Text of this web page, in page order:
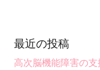
最近の投稿
高次脳機能障害の